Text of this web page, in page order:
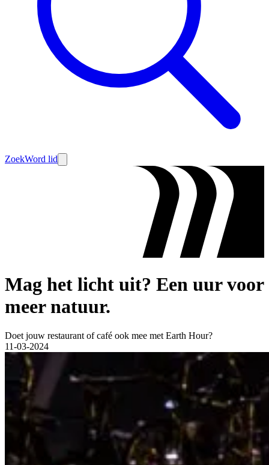
ZoekWord lid
Mag het licht uit? Een uur voor
meer natuur.
Doet jouw restaurant of café ook mee met Earth Hour?
11-03-2024